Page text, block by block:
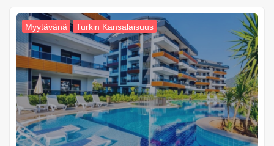
Myytävänä Turkin Kansalaisuus